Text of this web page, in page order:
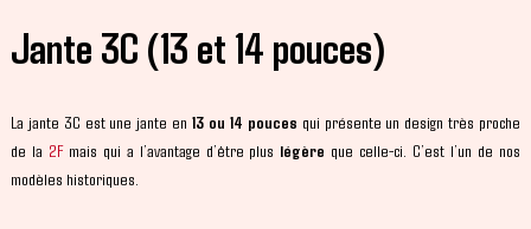
Jante 3C (13 et 14 pouces)
La jante 3C est une jante en13 ou 14 pouces qui présente un design très proche
de la 2Fmais qui a l’avantage d’être plus légère que celle-ci. C’est l’un de nos
modèles historiques.